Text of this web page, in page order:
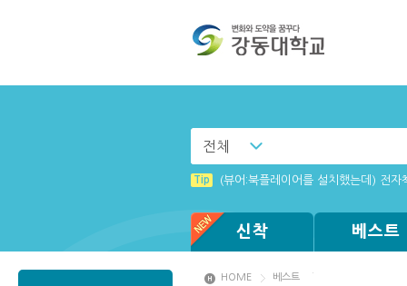
전체
Tip (뷰어:북플레이어를 설치했는데) 전자
신착 베스트
HOME 베스트